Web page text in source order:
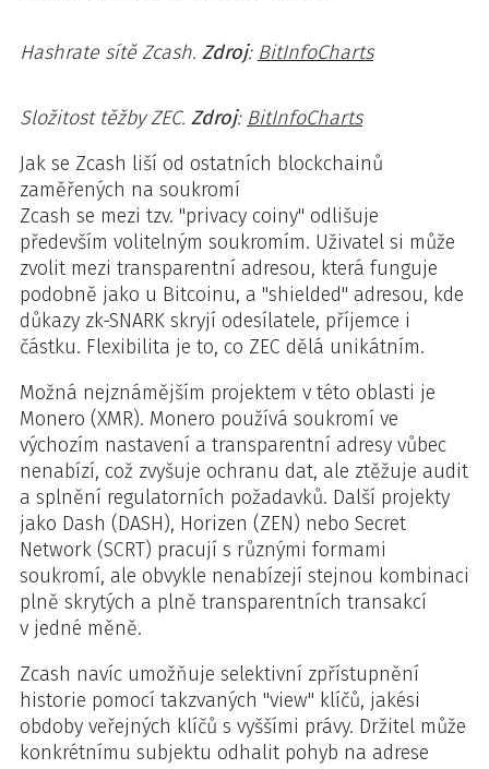
Hashrate sítě Zcash. Zdroj: BitInfoCharts
Složitost těžby ZEC. Zdroj: BitInfoCharts
Jak se Zcash liší od ostatních blockchainů
zaměřených na soukromí
Zcash se mezi tzv. "privacy coiny" odlišuje
především volitelným soukromím. Uživatel si může
zvolit mezi transparentní adresou, která funguje
podobně jako u Bitcoinu, a "shielded" adresou, kde
důkazy zk-SNARK skryjí odesílatele, příjemce i
částku. Flexibilita je to, co ZEC dělá unikátním.
Možná nejznámějším projektem v této oblasti je
Monero (XMR). Monero používá soukromí ve
výchozím nastavení a transparentní adresy vůbec
nenabízí, což zvyšuje ochranu dat, ale ztěžuje audit
a splnění regulatorních požadavků. Další projekty
jako Dash (DASH), Horizen (ZEN) nebo Secret
Network (SCRT) pracují s různými formami
soukromí, ale obvykle nenabízejí stejnou kombinaci
plně skrytých a plně transparentních transakcí
v jedné měně.
Zcash navíc umožňuje selektivní zpřístupnění
historie pomocí takzvaných "view" klíčů, jakési
obdoby veřejných klíčů s vyššími právy. Držitel může
konkrétnímu subjektu odhalit pohyb na adrese